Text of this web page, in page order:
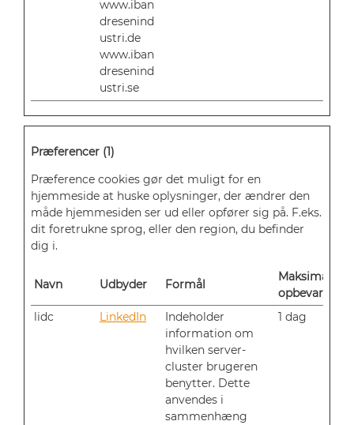
www.iban
dresenind
ustri.de
www.iban
dresenind
ustri.se
Præferencer (1)
Præference cookies gør det muligt for en
hjemmeside at huske oplysninger, der ændrer den
måde hjemmesiden ser ud eller opfører sig på. F.eks.
dit foretrukne sprog, eller den region, du befinder
dig i.
Navn Udbyder Formål
Maksimal
lidc
LinkedIn
Indeholder
information om
hvilken server-
cluster brugeren
benytter. Dette
anvendes i
sammenhæng
1 dag